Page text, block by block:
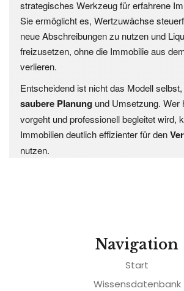
strategisches Werkzeug für erfahrene
Sie ermöglicht es, Wertzuwächse
neue Abschreibungen zu nutzen und
freizusetzen, ohne die Immobilie aus
verlieren.
Entscheidend ist nicht das Modell
saubere Planung und Umsetzung. Wer
vorgeht und professionell begleitet wird,
Immobilien deutlich effizienter für den
nutzen.
Navigation
Start
Wissensdatenbank